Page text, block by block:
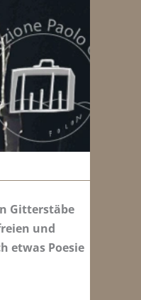
Gitterstäbe
und
etwas Poesie